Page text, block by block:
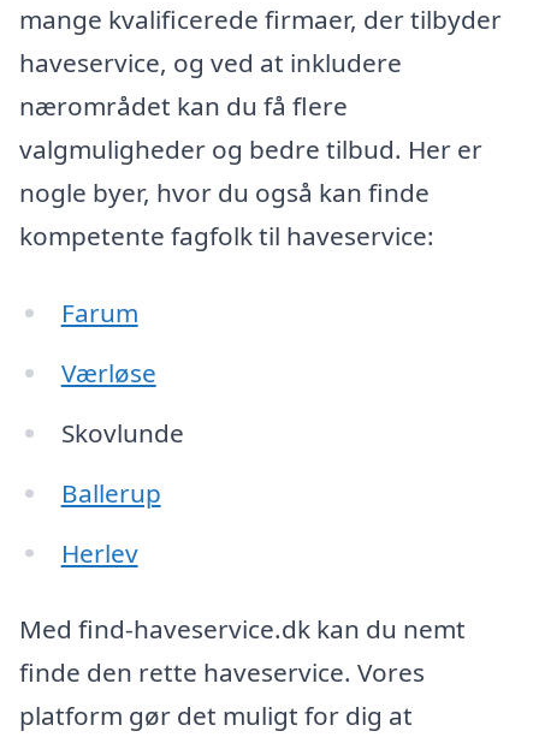
mange kvalificerede firmaer, der tilbyder
haveservice, og ved at inkludere
nærområdet kan du få flere
valgmuligheder og bedre tilbud. Her er
nogle byer, hvor du også kan finde
kompetente fagfolk til haveservice:
Farum
Værløse
Skovlunde
Ballerup
Herlev
Med find-haveservice.dk kan du nemt
finde den rette haveservice. Vores
platform gør det muligt for dig at